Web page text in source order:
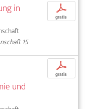
in
15
p
gratis
und
p
gratis